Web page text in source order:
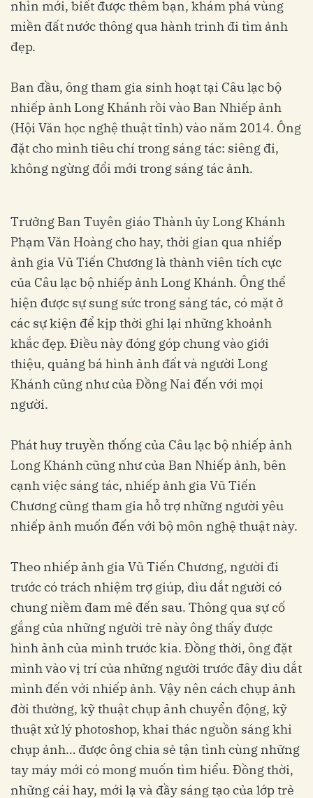
nhìn mới, biết được thêm bạn, khám phá vùng
miền đất nước thông qua hành trình đi tìm ảnh
đẹp.
Ban đầu, ông tham gia sinh hoạt tại Câu lạc bộ
nhiếp ảnh Long Khánh rồi vào Ban Nhiếp ảnh
(Hội Văn học nghệ thuật tỉnh) vào năm 2014. Ông
đặt cho mình tiêu chí trong sáng tác: siêng đi,
không ngừng đổi mới trong sáng tác ảnh.
Trưởng Ban Tuyên giáo Thành ủy Long Khánh
Phạm Văn Hoàng cho hay, thời gian qua nhiếp
ảnh gia Vũ Tiến Chương là thành viên tích cực
của Câu lạc bộ nhiếp ảnh Long Khánh. Ông thể
hiện được sự sung sức trong sáng tác, có mặt ở
các sự kiện để kịp thời ghi lại những khoảnh
khắc đẹp. Điều này đóng góp chung vào giới
thiệu, quảng bá hình ảnh đất và người Long
Khánh cũng như của Đồng Nai đến với mọi
người.
Phát huy truyền thống của Câu lạc bộ nhiếp ảnh
Long Khánh cũng như của Ban Nhiếp ảnh, bên
cạnh việc sáng tác, nhiếp ảnh gia Vũ Tiến
Chương cũng tham gia hỗ trợ những người yêu
nhiếp ảnh muốn đến với bộ môn nghệ thuật này.
Theo nhiếp ảnh gia Vũ Tiến Chương, người đi
trước có trách nhiệm trợ giúp, dìu dắt người có
chung niềm đam mê đến sau. Thông qua sự cố
gắng của những người trẻ này ông thấy được
hình ảnh của mình trước kia. Đồng thời, ông đặt
mình vào vị trí của những người trước đây dìu dắt
mình đến với nhiếp ảnh. Vậy nên cách chụp ảnh
đời thường, kỹ thuật chụp ảnh chuyển động, kỹ
thuật xử lý photoshop, khai thác nguồn sáng khi
chụp ảnh… được ông chia sẻ tận tình cùng những
tay máy mới có mong muốn tìm hiểu. Đồng thời,
những cái hay, mới lạ và đầy sáng tạo của lớp trẻ